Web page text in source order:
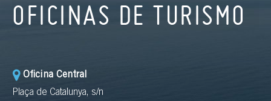
OFICINAS DE TURISMO
Oficina Central
Plaça de Catalunya, s/n